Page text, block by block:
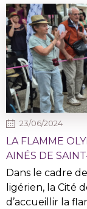
23/06/2024
LA FLAMME
AINÉS DE
Dans le cadre
ligérien, la Cité
d’accueillir la